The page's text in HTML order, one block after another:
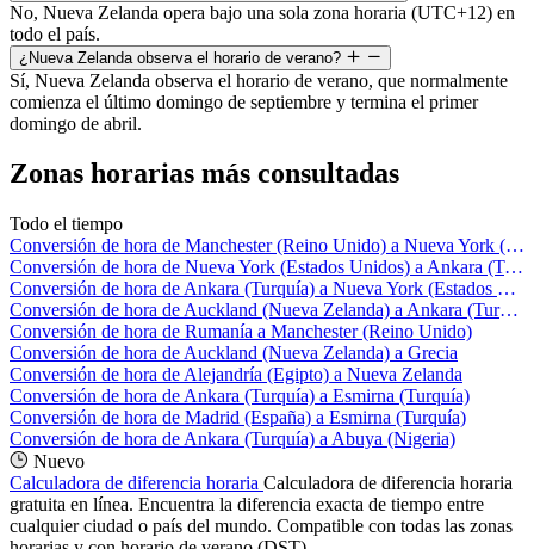
No, Nueva Zelanda opera bajo una sola zona horaria (UTC+12) en
todo el país.
¿Nueva Zelanda observa el horario de verano?
Sí, Nueva Zelanda observa el horario de verano, que normalmente
comienza el último domingo de septiembre y termina el primer
domingo de abril.
Zonas horarias más consultadas
Todo el tiempo
Conversión de hora de Manchester (Reino Unido) a Nueva York (Estados Unidos)
Conversión de hora de Nueva York (Estados Unidos) a Ankara (Turquía)
Conversión de hora de Ankara (Turquía) a Nueva York (Estados Unidos)
Conversión de hora de Auckland (Nueva Zelanda) a Ankara (Turquía)
Conversión de hora de Rumanía a Manchester (Reino Unido)
Conversión de hora de Auckland (Nueva Zelanda) a Grecia
Conversión de hora de Alejandría (Egipto) a Nueva Zelanda
Conversión de hora de Ankara (Turquía) a Esmirna (Turquía)
Conversión de hora de Madrid (España) a Esmirna (Turquía)
Conversión de hora de Ankara (Turquía) a Abuya (Nigeria)
Nuevo
Calculadora de diferencia horaria Calculadora de diferencia horaria
gratuita en línea. Encuentra la diferencia exacta de tiempo entre
cualquier ciudad o país del mundo. Compatible con todas las zonas